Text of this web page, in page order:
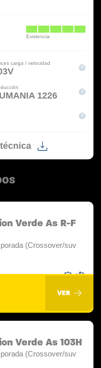
carga / velocidad
1226
Verde As R-F
(Crossover/suv
VER
Verde As 103H
(Crossover/suv